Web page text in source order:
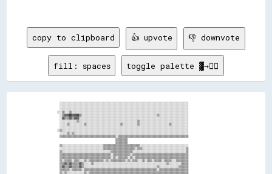
copy to clipboard 👍 upvote 👎 downvote
fill: spaces toggle palette ▓→✊🏽